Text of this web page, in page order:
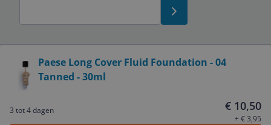
Paese Long Cover Fluid Foundation - 04
Tanned - 30ml
3 tot 4 dagen € 10,50
+ € 3,95
Service
Algemeen